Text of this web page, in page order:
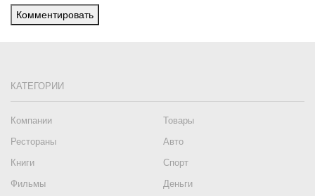
Комментировать
КАТЕГОРИИ
Компании
Товары
Рестораны
Авто
Книги
Спорт
Фильмы
Деньги